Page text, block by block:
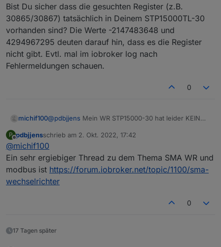
Bist Du sicher dass die gesuchten Register (z.B.
30865/30867) tatsächlich in Deinem STP15000TL-30
vorhanden sind? Die Werte -2147483648 und
4294967295 deuten darauf hin, dass es die Register
nicht gibt. Evtl. mal im iobroker log nach
Fehlermeldungen schauen.
0
michif100@pdbjjens Mein WR STP15000-30 hat leider KEIN
Evcc läuft natürlich gut mittlerweile, das ist nicht das
Problem.
Ist jetzt eher noch technisches Interesse und evtl.
Der Gedanke, SMA Adapter wegzulassen und alles
über Modbus, um etwas aufzuräumen.
Passt aber auch so.
P
Offline
pdbjjensschrieb am 2. Okt. 2022, 17:42
zuletzt editiert von
@michif100
Ein sehr ergiebiger Thread zu dem Thema SMA WR und
modbus ist https://forum.iobroker.net/topic/1100/sma-
wechselrichter
0
17 Tagen später